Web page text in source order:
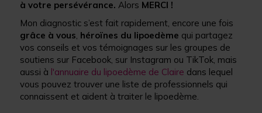
à votre persévérance. Alors MERCI !
Mon diagnostic s’est fait rapidement, encore une fois
grâce à vous, héroïnes du lipoedème qui partagez
vos conseils et vos témoignages sur les groupes de
soutiens sur Facebook, sur Instagram ou TikTok, mais
aussi à l'annuaire du lipoedème de Claire dans lequel
vous pouvez trouver une liste de professionnels qui
connaissent et aident à traiter le lipoedème.